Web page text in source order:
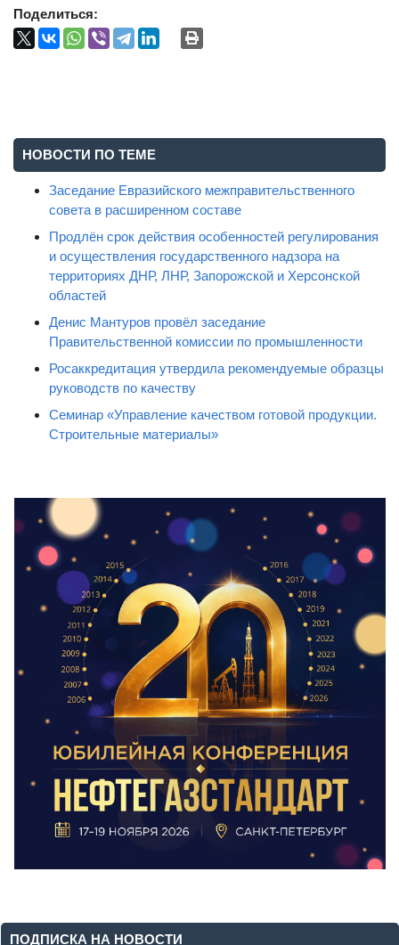
Поделиться:
НОВОСТИ ПО ТЕМЕ
Заседание Евразийского межправительственного
совета в расширенном составе
Продлён срок действия особенностей регулирования
и осуществления государственного надзора на
территориях ДНР, ЛНР, Запорожской и Херсонской
областей
Денис Мантуров провёл заседание
Правительственной комиссии по промышленности
Росаккредитация утвердила рекомендуемые образцы
руководств по качеству
Семинар «Управление качеством готовой продукции.
Строительные материалы»
ПОДПИСКА НА НОВОСТИ